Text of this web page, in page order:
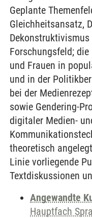
Geplante
Gleichheitsansatz,
Forschungsfeld;
und Frauen in
und in der
bei der
sowie Gendering-
digitaler Medien-
theoretisch
Linie vorliegende
Textdiskussionen
Angewandte
Hauptfach